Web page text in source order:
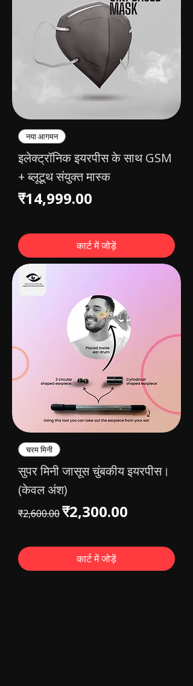
नया आगमन
इलेक्ट्रॉनिक इयरपीस के साथ GSM
+ ब्लूटूथ संयुक्त मास्क
मूल्य
₹14,999.00
कार्ट में जोड़ें
चरम मिनी
सुपर मिनी जासूस चुंबकीय इयरपीस।
(केवल अंश)
नियमित मूल्य
₹2,600.00बिक्री मूल्य
₹2,300.00
कार्ट में जोड़ें